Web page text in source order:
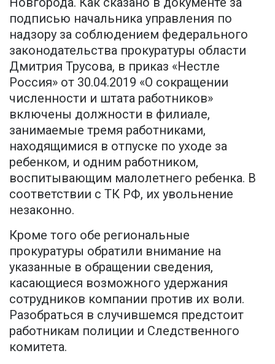
подписью начальника управления по
надзору за соблюдением федерального
законодательства прокуратуры области
Дмитрия Трусова, в приказ «Нестле
Россия» от 30.04.2019 «О сокращении
численности и штата работников»
включены должности в филиале,
занимаемые тремя работниками,
находящимися в отпуске по уходе за
ребенком, и одним работником,
воспитывающим малолетнего ребенка. В
соответствии с ТК РФ, их увольнение
незаконно.
Кроме того обе региональные
прокуратуры обратили внимание на
указанные в обращении сведения,
касающиеся возможного удержания
сотрудников компании против их воли.
Разобраться в случившемся предстоит
работникам полиции и Следственного
комитета.